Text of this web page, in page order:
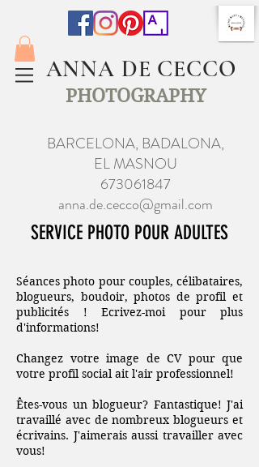
ANNA DE CECCO
PHOTOGRAPHY
BARCELONA, BADALONA,
EL MASNOU
673061847
anna.de.cecco@gmail.com
SERVICE PHOTO POUR ADULTES
Séances photo pour couples, célibataires,
blogueurs, boudoir, photos de profil et
publicités ! Ecrivez-moi pour plus
d'informations!
Changez votre image de CV pour que
votre profil social ait l'air professionnel!
Êtes-vous un blogueur? Fantastique! J'ai
travaillé avec de nombreux blogueurs et
écrivains. J'aimerais aussi travailler avec
vous!